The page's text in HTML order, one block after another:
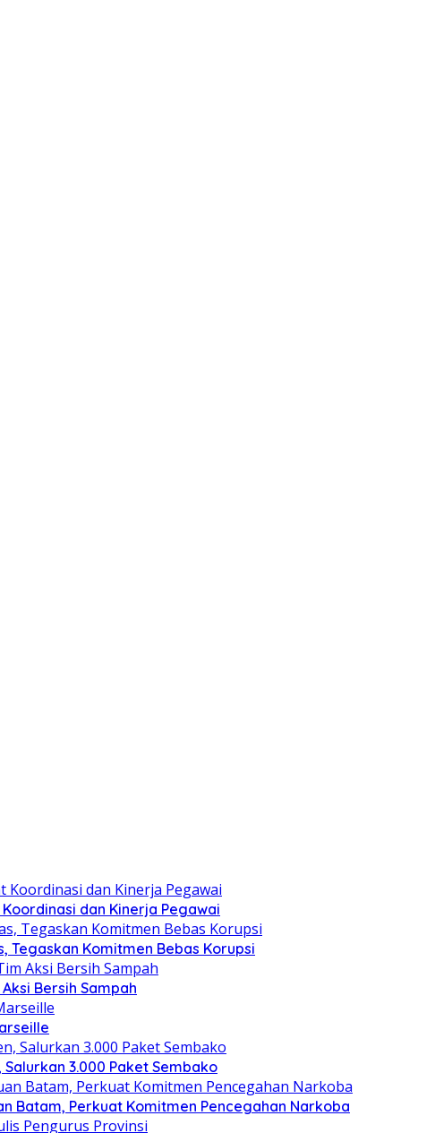
dan Kinerja Pegawai
Tegaskan Komitmen Bebas Korupsi
Bersih Sampah
Salurkan 3.000 Paket Sembako
Batam, Perkuat Komitmen Pencegahan Narkoba